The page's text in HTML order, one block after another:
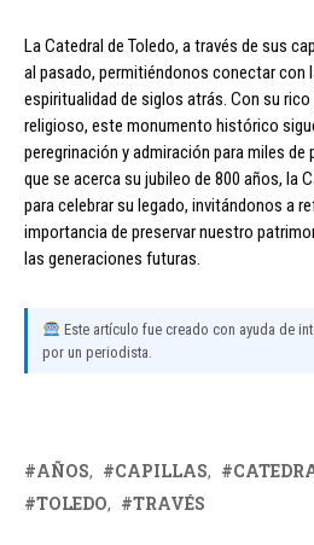
La Catedral de Toledo, a través de sus
al pasado, permitiéndonos conectar con
espiritualidad de siglos atrás. Con su
religioso, este monumento histórico
peregrinación y admiración para miles
que se acerca su jubileo de 800 años, la
para celebrar su legado, invitándonos a
importancia de preservar nuestro
las generaciones futuras.
Este artículo fue creado con ayuda de
por un periodista.
AÑOS CAPILLAS
TOLEDO
TRAVÉS